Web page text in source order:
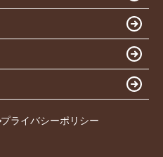
プライバシーポリシー